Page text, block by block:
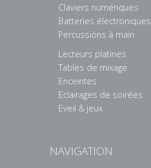
Claviers numériques
Batteries électroniques
Percussions à main
Lecteurs platines
Tables de mixage
Enceintes
Eclairages de soirées
Eveil & jeux
NAVIGATION